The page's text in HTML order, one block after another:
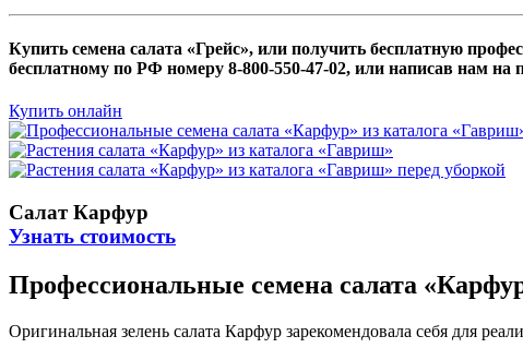
Купить семена салата «Грейс», или получить бесплатную
бесплатному по РФ номеру 8-800-550-47-02, или написав нам на
Купить онлайн
Салат Карфур
Узнать стоимость
Профессиональные семена салата
Оригинальная зелень салата Карфур зарекомендовала себя для